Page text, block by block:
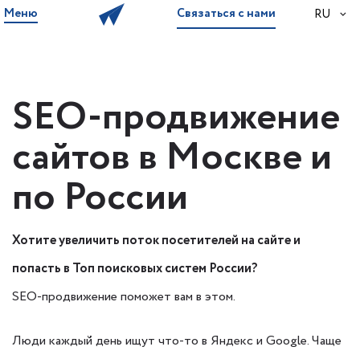
Меню Связаться с нами RU
SEO-продвижение
сайтов в Москве и
по России
Хотите увеличить поток посетителей на сайте и
попасть в Топ поисковых систем России?
SEO-продвижение поможет вам в этом.
Люди каждый день ищут что-то в Яндекс и Google. Чаще